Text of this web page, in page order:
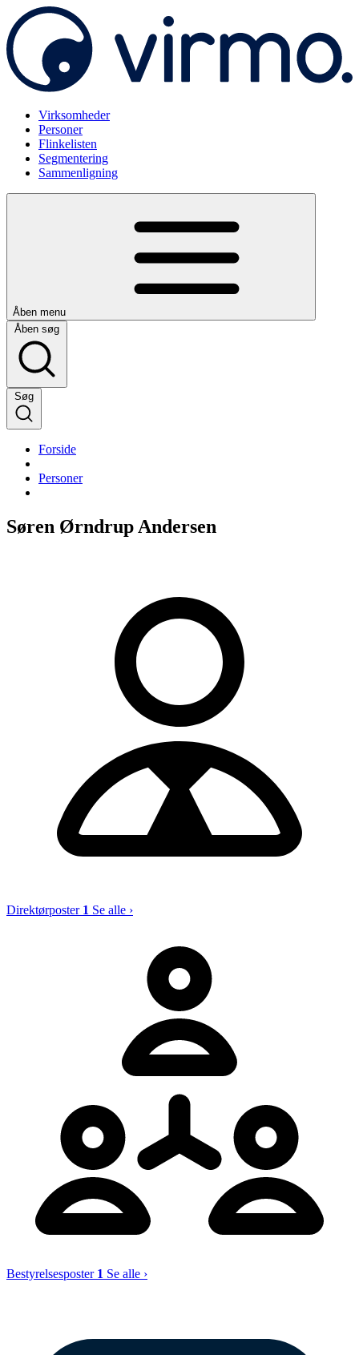
Virksomheder
Personer
Flinkelisten
Segmentering
Sammenligning
Åben menu
Åben søg
Søg
Forside
Personer
Søren Ørndrup Andersen
Direktørposter 1 Se alle ›
Bestyrelsesposter 1 Se alle ›